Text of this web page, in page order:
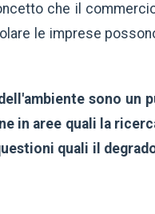
che il
le imprese
sono
in aree quali la
quali il